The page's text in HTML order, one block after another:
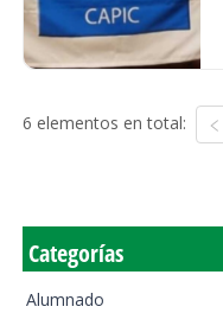
6 elementos en total:
Categorías
Alumnado